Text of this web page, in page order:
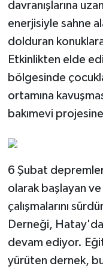
davranışlarına
enerjisiyle sahne
dolduran
Etkinlikten elde
bölgesinde
ortamına
bakımevi
6 Şubat
olarak başlayan
çalışmalarını
Derneği,
devam ediyor.
yürüten dernek,